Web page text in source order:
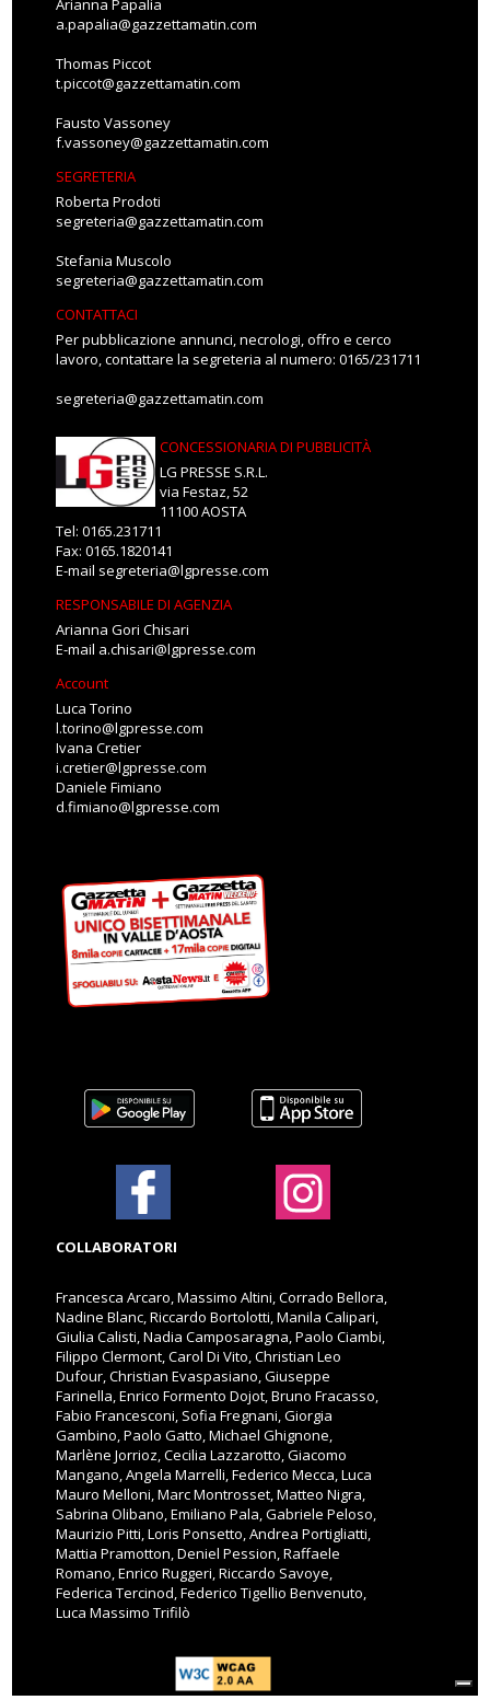
Arianna Papalia
a.papalia@gazzettamatin.com
Thomas Piccot
t.piccot@gazzettamatin.com
Fausto Vassoney
f.vassoney@gazzettamatin.com
SEGRETERIA
Roberta Prodoti
segreteria@gazzettamatin.com
Stefania Muscolo
segreteria@gazzettamatin.com
CONTATTACI
Per pubblicazione annunci, necrologi, offro e cerco
lavoro, contattare la segreteria al numero: 0165/231711
segreteria@gazzettamatin.com
CONCESSIONARIA DI PUBBLICITÀ
LG PRESSE S.R.L.
via Festaz, 52
11100 AOSTA
Tel: 0165.231711
Fax: 0165.1820141
E-mail segreteria@lgpresse.com
RESPONSABILE DI AGENZIA
Arianna Gori Chisari
E-mail a.chisari@lgpresse.com
Account
Luca Torino
l.torino@lgpresse.com
Ivana Cretier
i.cretier@lgpresse.com
Daniele Fimiano
d.fimiano@lgpresse.com
COLLABORATORI
Francesca Arcaro, Massimo Altini, Corrado Bellora,
Nadine Blanc, Riccardo Bortolotti, Manila Calipari,
Giulia Calisti, Nadia Camposaragna, Paolo Ciambi,
Filippo Clermont, Carol Di Vito, Christian Leo
Dufour, Christian Evaspasiano, Giuseppe
Farinella, Enrico Formento Dojot, Bruno Fracasso,
Fabio Francesconi, Sofia Fregnani, Giorgia
Gambino, Paolo Gatto, Michael Ghignone,
Marlène Jorrioz, Cecilia Lazzarotto, Giacomo
Mangano, Angela Marrelli, Federico Mecca, Luca
Mauro Melloni, Marc Montrosset, Matteo Nigra,
Sabrina Olibano, Emiliano Pala, Gabriele Peloso,
Maurizio Pitti, Loris Ponsetto, Andrea Portigliatti,
Mattia Pramotton, Deniel Pession, Raffaele
Romano, Enrico Ruggeri, Riccardo Savoye,
Federica Tercinod, Federico Tigellio Benvenuto,
Luca Massimo Trifilò